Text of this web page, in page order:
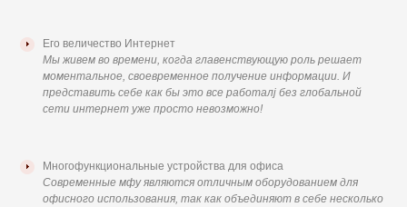
Его величество Интернет
Мы живем во времени, когда главенствующую роль решает
моментальное, своевременное получение информации. И
представить себе как бы это все работалj без глобальной
сети интернет уже просто невозможно!
Многофункциональные устройства для офиса
Современные мфу являются отличным оборудованием для
офисного использования, так как объединяют в себе несколько